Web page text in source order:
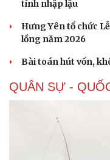
tính nhập lậu
Hưng Yên tổ chức
lồng năm 2026
Bài toán hút vốn,
QUÂN SỰ -